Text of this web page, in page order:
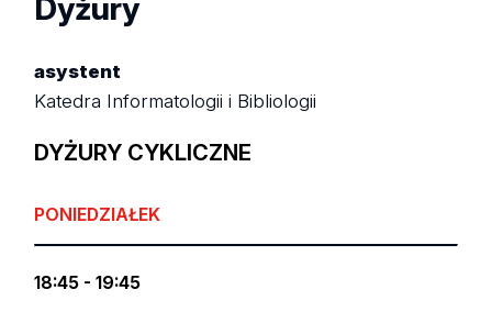
Dyżury
asystent
Katedra Informatologii i Bibliologii
DYŻURY CYKLICZNE
PONIEDZIAŁEK
18:45 - 19:45